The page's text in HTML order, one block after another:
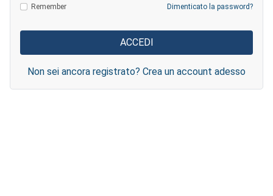
Remember Dimenticato la password?
Non sei ancora registrato? Crea un account adesso